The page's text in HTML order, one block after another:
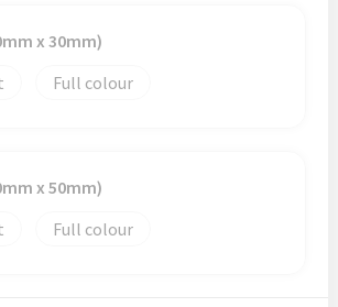
x 30mm)
Full colour
x 50mm)
Full colour